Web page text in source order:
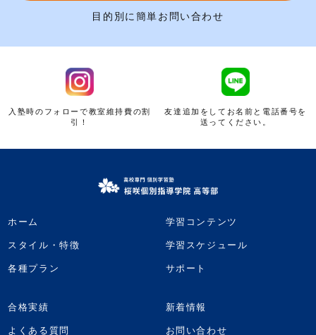
目的別に簡単お問い合わせ
入塾時のフォローで教室維持費の割
引！
友達追加をしてお名前と電話番号を
送ってください。
ホーム
スタイル・特徴
各種プラン
学習コンテンツ
学習スケジュール
サポート
合格実績
よくある質問
新着情報
お問い合わせ